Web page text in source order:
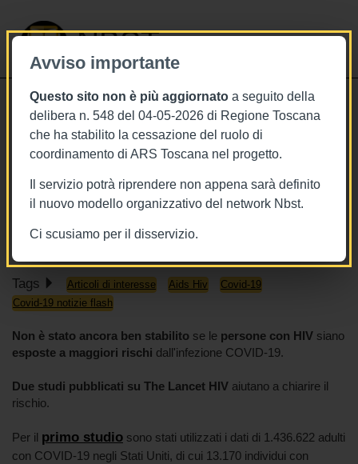
Avviso importante
Questo sito non è più aggiornato a seguito della
delibera n. 548 del 04-05-2026 di Regione Toscana
che ha stabilito la cessazione del ruolo di
coordinamento di ARS Toscana nel progetto.
Il servizio potrà riprendere non appena sarà definito
il nuovo modello organizzativo del network Nbst.
Ci scusiamo per il disservizio.
NBST
13/10/2021
HIV, fattore di rischio per esiti più
gravi di Covid-19. L'importanza delle
cellule CD4
Tags Articoli di interesse Aids Hiv
Covid-19
Covid-19 notizie flash
Non è stato ancora ben stabilito se le persone con HIV siano
esposte a maggiori rischi dall'infezione COVID-19.
Due studi pubblicati su The Lancet HIV aiutano a chiarire il
rischio.
Per il primo studio sono stati utilizzati i dati di 1.436.622 adulti
con COVID-19 negli Stati Uniti, di cui 13.170 individui con